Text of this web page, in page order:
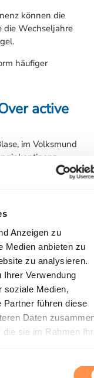
Anzeigen zu
Medien anbieten zu
zu analysieren.
Verwendung
Medien,
Partner führen diese
Daten
die sie im Rahmen
können die
die Wechseljahre
häufiger
active
im Volksmund
Harndrang
der
durch
des